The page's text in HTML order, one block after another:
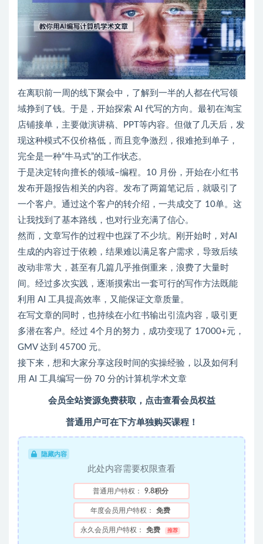
在离职前一周的线下聚会中，了解到一半的人都在代写领
域挣到了钱。于是，开始探索 AI 代写的方向。最初在淘宝
店铺接单，主要做演讲稿、PPT等内容。但做了几天后，发
现这种模式不仅价格低，而且竞争激烈，很难抢到单子，
完全是一种“牛马式”的工作状态。
于是决定转向擅长的领域–编程。10 月份，开始在小红书
发布开题报告相关的内容。发布了两篇笔记后，就吸引了
一个客户。通过这个客户的转介绍，一共成交了 10单。这
让我找到了基本路线，也对行业充满了信心。
然而，文章写作的过程中也踩了不少坑。刚开始时，对AI
生成的内容过于依赖，结果难以满足客户需求，导致后续
改动非常大，甚至有几篇几乎推倒重来，浪费了大量时
间。经过多次实践，逐渐摸索出一套可行的写作方法既能
利用 AI 工具提高效率，又能保证文章质量。
在写文章的同时，也持续在小红书输出引流内容，吸引更
多潜在客户。经过 4个月的努力，成功变现了 17000+元，
GMV 达到 45700 元。
接下来，想和大家分享这段时间的实操经验，以及如何利
用 AI 工具编写一份 70 分的计算机学术文章
会员全站资源免费获取，点击查看会员权益
普通用户可在下方单独购买课程！
隐藏内容
此处内容需要权限查看
普通用户特权： 9.8积分
年度会员用户特权： 免费
永久会员用户特权： 免费 推荐